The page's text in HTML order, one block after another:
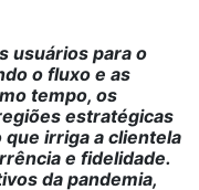
usuários para o
o fluxo e as
tempo, os
estratégicas
irriga a clientela
e fidelidade.
da pandemia,